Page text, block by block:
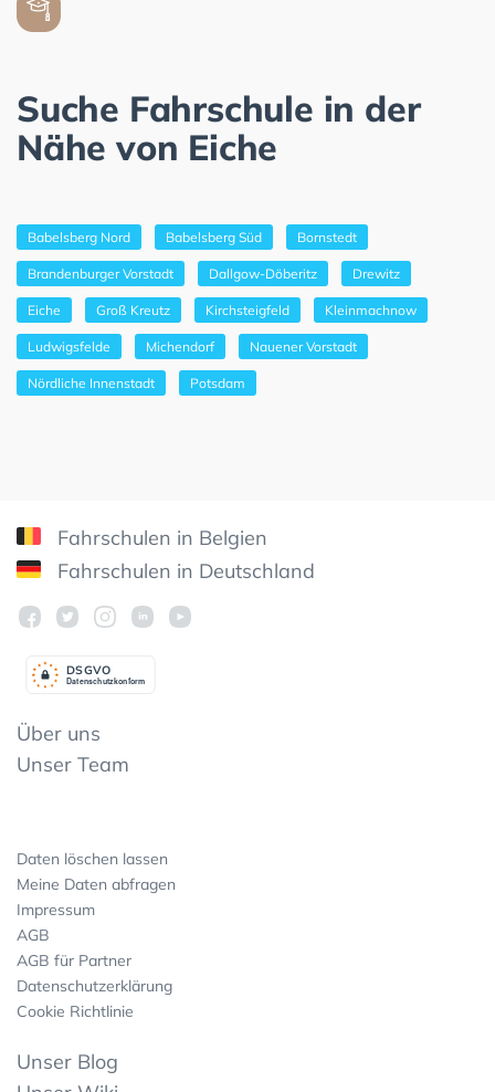
Suche Fahrschule in der
Nähe von Eiche
Babelsberg Nord Babelsberg Süd Bornstedt
Brandenburger Vorstadt Dallgow-Döberitz Drewitz
Eiche Groß Kreutz Kirchsteigfeld Kleinmachnow
Ludwigsfelde Michendorf Nauener Vorstadt
Nördliche Innenstadt Potsdam
Fahrschulen in Belgien
Fahrschulen in Deutschland
Datenschutzkonform
DSGVO
Über uns
Unser Team
Daten löschen lassen
Meine Daten abfragen
Impressum
AGB
AGB für Partner
Datenschutzerklärung
Cookie Richtlinie
Unser Blog